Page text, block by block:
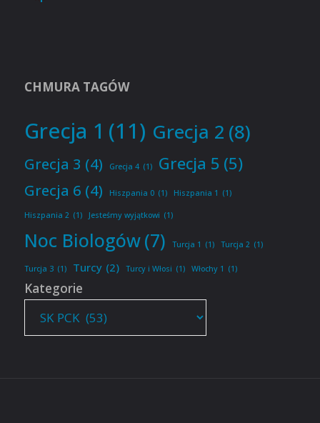
CHMURA TAGÓW
Grecja 1 (11) Grecja 2 (8)
Grecja 3 (4) Grecja 4 (1) Grecja 5 (5)
Grecja 6 (4) Hiszpania 0 (1) Hiszpania 1 (1)
Hiszpania 2 (1) Jesteśmy wyjątkowi (1)
Noc Biologów(7) Turcja 1 (1) Turcja 2 (1)
Turcja 3 (1) Turcy (2) Turcy i Włosi (1) Włochy 1 (1)
Kategorie